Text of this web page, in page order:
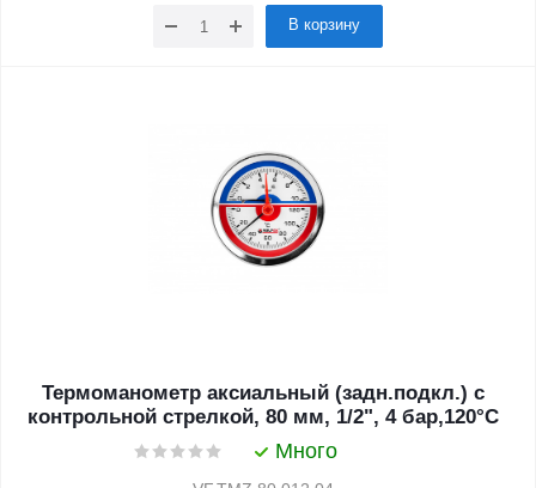
В корзину
Термоманометр аксиальный (задн.подкл.) с
контрольной стрелкой, 80 мм, 1/2", 4 бар,120°С
Много